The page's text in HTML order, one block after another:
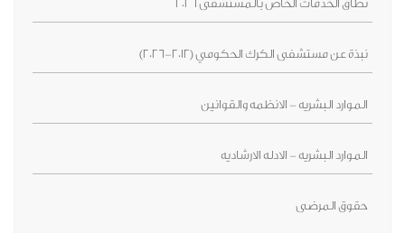
نطاق الخدمات الخاص بالمستشفى 2026
نبذة عن مستشفى الكرك الحكومي (2012-2026)
الموارد البشريه - الانظمه والقوانين
الموارد البشريه - الادله الارشاديه
حقوق المرضى